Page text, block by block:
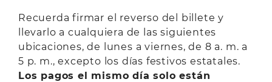
Recuerda firmar el reverso del billete y
llevarlo a cualquiera de las siguientes
ubicaciones, de lunes a viernes, de 8 a. m. a
5 p. m., excepto los días festivos estatales.
Los pagos el mismo día solo están